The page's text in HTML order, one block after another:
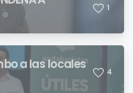
1
a las locales
4